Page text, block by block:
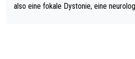
also eine fokale Dystonie, eine